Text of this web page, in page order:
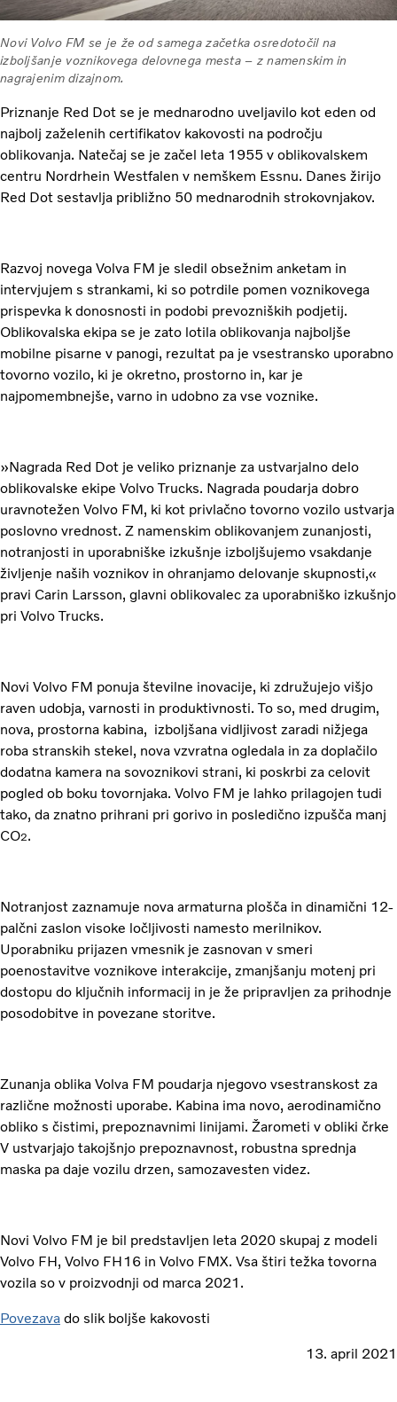
Novi Volvo FM se je že od samega začetka osredotočil na
izboljšanje voznikovega delovnega mesta – z namenskim in
nagrajenim dizajnom.
Priznanje Red Dot se je mednarodno uveljavilo kot eden od
najbolj zaželenih certifikatov kakovosti na področju
oblikovanja. Natečaj se je začel leta 1955 v oblikovalskem
centru Nordrhein Westfalen v nemškem Essnu. Danes žirijo
Red Dot sestavlja približno 50 mednarodnih strokovnjakov.
Razvoj novega Volva FM je sledil obsežnim anketam in
intervjujem s strankami, ki so potrdile pomen voznikovega
prispevka k donosnosti in podobi prevozniških podjetij.
Oblikovalska ekipa se je zato lotila oblikovanja najboljše
mobilne pisarne v panogi, rezultat pa je vsestransko uporabno
tovorno vozilo, ki je okretno, prostorno in, kar je
najpomembnejše, varno in udobno za vse voznike.
»Nagrada Red Dot je veliko priznanje za ustvarjalno delo
oblikovalske ekipe Volvo Trucks. Nagrada poudarja dobro
uravnotežen Volvo FM, ki kot privlačno tovorno vozilo ustvarja
poslovno vrednost. Z namenskim oblikovanjem zunanjosti,
notranjosti in uporabniške izkušnje izboljšujemo vsakdanje
življenje naših voznikov in ohranjamo delovanje skupnosti,«
pravi Carin Larsson, glavni oblikovalec za uporabniško izkušnjo
pri Volvo Trucks.
Novi Volvo FM ponuja številne inovacije, ki združujejo višjo
raven udobja, varnosti in produktivnosti. To so, med drugim,
nova, prostorna kabina, izboljšana vidljivost zaradi nižjega
roba stranskih stekel, nova vzvratna ogledala in za doplačilo
dodatna kamera na sovoznikovi strani, ki poskrbi za celovit
pogled ob boku tovornjaka. Volvo FM je lahko prilagojen tudi
tako, da znatno prihrani pri gorivo in posledično izpušča manj
CO2.
Notranjost zaznamuje nova armaturna plošča in dinamični 12-
palčni zaslon visoke ločljivosti namesto merilnikov.
Uporabniku prijazen vmesnik je zasnovan v smeri
poenostavitve voznikove interakcije, zmanjšanju motenj pri
dostopu do ključnih informacij in je že pripravljen za prihodnje
posodobitve in povezane storitve.
Zunanja oblika Volva FM poudarja njegovo vsestranskost za
različne možnosti uporabe. Kabina ima novo, aerodinamično
obliko s čistimi, prepoznavnimi linijami. Žarometi v obliki črke
V ustvarjajo takojšnjo prepoznavnost, robustna sprednja
maska pa daje vozilu drzen, samozavesten videz.
Novi Volvo FM je bil predstavljen leta 2020 skupaj z modeli
Volvo FH, Volvo FH16 in Volvo FMX. Vsa štiri težka tovorna
vozila so v proizvodnji od marca 2021.
Povezava do slik boljše kakovosti
13. april 2021